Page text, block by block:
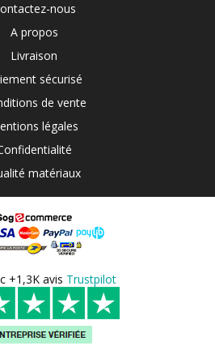
nous
A propos
Livraison
sécurisé
de vente
légales
matériaux
+1,3K avis Trustpilot